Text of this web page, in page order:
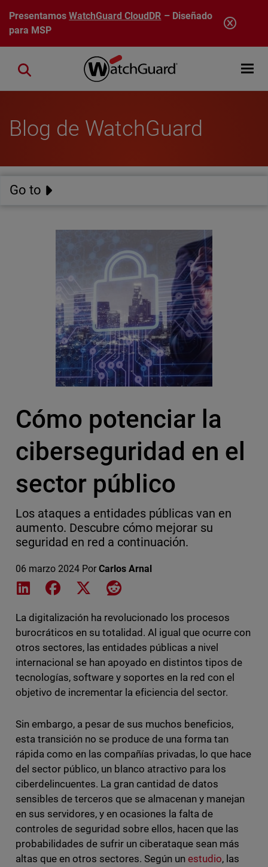
Pasar al contenido principal
PresentamosWatchGuard CloudDR – Diseñado
para MSP
Open
Close search
Blog de WatchGuard
Go to
Cómo potenciar la
ciberseguridad en el
sector público
Los ataques a entidades públicas van en
aumento. Descubre cómo mejorar su
seguridad en red a continuación.
06 marzo 2024 Por Carlos Arnal
Share on LinkedIn
Share on Facebook
Share on XShare on Reddit
La digitalización ha revolucionado los procesos
burocráticos en su totalidad. Al igual que ocurre con
otros sectores, las entidades públicas a nivel
internacional se han apoyado en distintos tipos de
tecnologías, software y soportes en la red con el
objetivo de incrementar la eficiencia del sector.
Sin embargo, a pesar de sus muchos beneficios,
esta transición no se produce de una forma tan
rápida como en las compañías privadas, lo que hace
del sector público, un blanco atractivo para los
ciberdelincuentes. La gran cantidad de datos
sensibles de terceros que se almacenan y manejan
en sus servidores, y en ocasiones la falta de
controles de seguridad sobre ellos, hacen que las
probabilidades de sufrir un ciberataque sean más
altas que en otros sectores. Según unestudio, las